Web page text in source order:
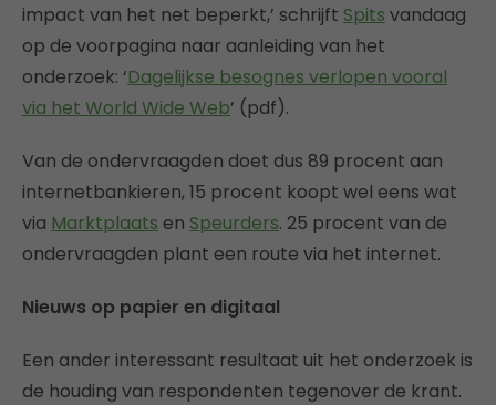
impact van het net beperkt,’ schrijft Spits vandaag
op de voorpagina naar aanleiding van het
onderzoek: ‘Dagelijkse besognes verlopen vooral
via het World Wide Web’ (pdf).
Van de ondervraagden doet dus 89 procent aan
internetbankieren, 15 procent koopt wel eens wat
via Marktplaats en Speurders. 25 procent van de
ondervraagden plant een route via het internet.
Nieuws op papier en digitaal
Een ander interessant resultaat uit het onderzoek is
de houding van respondenten tegenover de krant.